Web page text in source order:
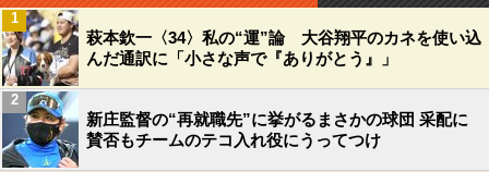
萩本欽一〈34〉私の“運”論 大谷翔平のカネを使い込
んだ通訳に「小さな声で『ありがとう』」
1
新庄監督の“再就職先”に挙がるまさかの球団 采配に
賛否もチームのテコ入れ役にうってつけ
2